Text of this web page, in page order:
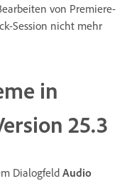
von Premiere-
Session nicht mehr
in
25.3
Dialogfeld Audio